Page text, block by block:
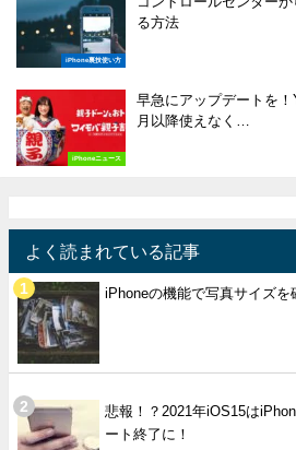
iPhone裏技使い方
る方法
iPhoneニュース
早急にアップデートを
月以降使えなく…
よく読まれている記事
iPhoneの機能で写真サイズを
悲報！？2021年iOS15は
ート終了に！